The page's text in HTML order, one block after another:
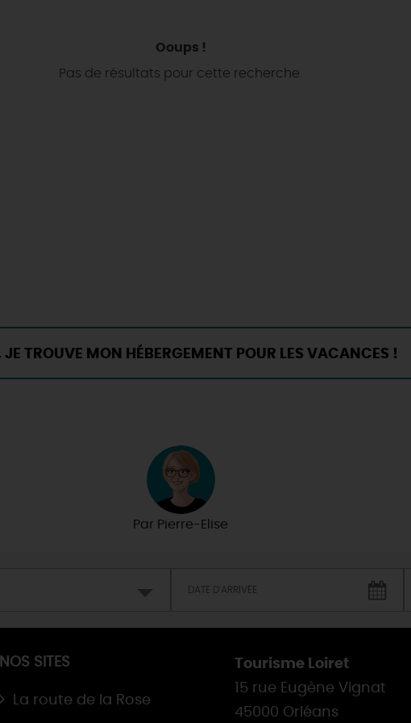
Ooups !
Pas de résultats pour cette recherche.
TROUVE MON HÉBERGEMENT POUR LES VACANCES !
Par Pierre-Elise
SITES
La route de la Rose
Tourisme Loiret
15 rue Eugène Vignat
45000 Orléans